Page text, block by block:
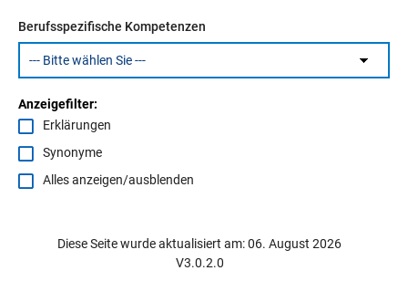
Berufsspezifische Kompetenzen
Anzeigefilter:
Erklärungen
Synonyme
Alles anzeigen/ausblenden
Diese Seite wurde aktualisiert am: 06. August 2026
V3.0.2.0